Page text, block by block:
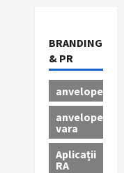
BRANDING
& PR
anvelope
anvelope
vara
Aplicații
RA